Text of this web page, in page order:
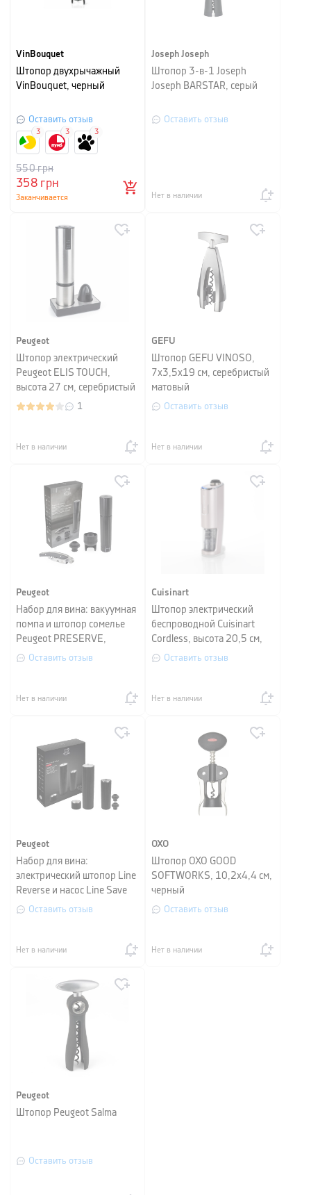
VinBouquet
Штопор двухрычажный
VinBouquet, черный
Оставить отзыв
358грн
550грн
Заканчивается
3 3 3
Joseph Joseph
Штопор 3-в-1 Joseph
Joseph BARSTAR, серый
Оставить отзыв
Нет в наличии
Peugeot
Штопор электрический
Peugeot ELIS TOUCH,
высота 27 см, серебристый
1
Нет в наличии
GEFU
Штопор GEFU VINOSO,
7x3,5x19 см, серебристый
матовый
Оставить отзыв
Нет в наличии
Peugeot
Набор для вина: вакуумная
помпа и штопор сомелье
Peugeot PRESERVE,
черный
Оставить отзыв
Нет в наличии
Cuisinart
Штопор электрический
беспроводной Cuisinart
Cordless, высота 20,5 см,
шампань
Оставить отзыв
Нет в наличии
Peugeot
Набор для вина:
электрический штопор Line
Reverse и насос Line Save
Peugeot, черный
Оставить отзыв
Нет в наличии
OXO
Штопор OXO GOOD
SOFTWORKS, 10,2х4,4 см,
черный
Оставить отзыв
Нет в наличии
Peugeot
Штопор Peugeot Salma
Оставить отзыв